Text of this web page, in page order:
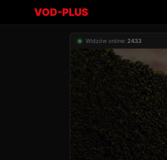
VOD-PLUS
Widzów online: 2433